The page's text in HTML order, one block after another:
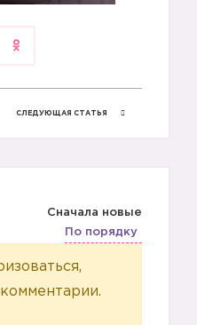
СЛЕДУЮЩАЯ СТАТЬЯ
Сначала новые
По порядку